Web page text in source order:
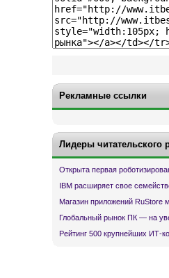
Рекламные ссылки
Лидеры читательского
Открыта первая
IBM расширяет свое
Магазин приложений RuStore
Глобальный рынок ПК — на
Рейтинг 500 крупнейших ИТ-